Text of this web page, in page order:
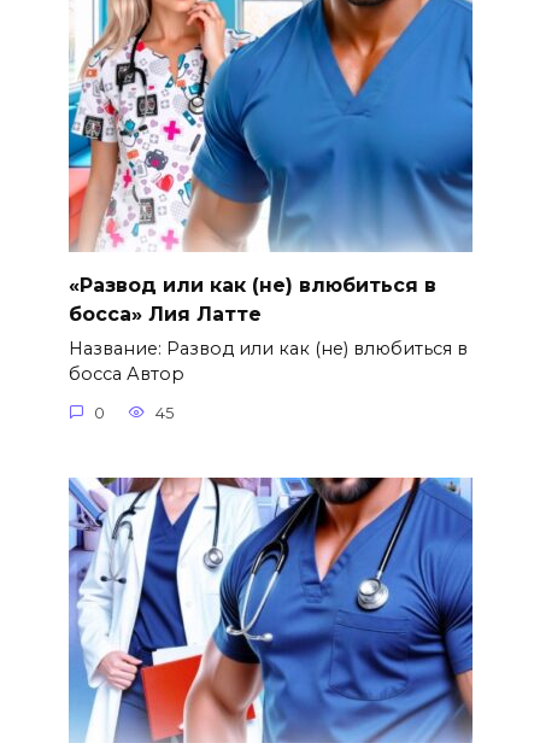
«Развод или как (не) влюбиться в
босса» Лия Латте
Название: Развод или как (не) влюбиться в
босса Автор
0 45